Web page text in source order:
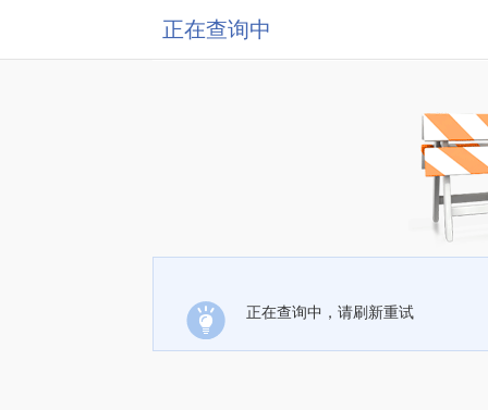
正在查询中
正在查询中，请刷新重试